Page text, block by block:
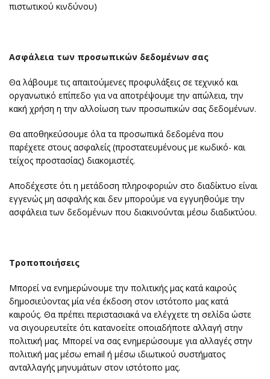
πιστωτικού κινδύνου)
Ασφάλεια των προσωπικών δεδομένων σας
Θα λάβουμε τις απαιτούμενες προφυλάξεις σε τεχνικό και
οργανωτικό επίπεδο για να αποτρέψουμε την απώλεια, την
κακή χρήση η την αλλοίωση των προσωπικών σας δεδομένων.
Θα αποθηκεύσουμε όλα τα προσωπικά δεδομένα που
παρέχετε στους ασφαλείς (προστατευμένους με κωδικό- και
τείχος προστασίας) διακομιστές.
Αποδέχεστε ότι η μετάδοση πληροφοριών στο διαδίκτυο είναι
εγγενώς μη ασφαλής και δεν μπορούμε να εγγυηθούμε την
ασφάλεια των δεδομένων που διακινούνται μέσω διαδικτύου.
Τροποποιήσεις
Μπορεί να ενημερώνουμε την πολιτικής μας κατά καιρούς
δημοσιεύοντας μία νέα έκδοση στον ιστότοπο μας κατά
καιρούς. Θα πρέπει περιστασιακά να ελέγχετε τη σελίδα ώστε
να σιγουρευτείτε ότι κατανοείτε οποιαδήποτε αλλαγή στην
πολιτική μας. Μπορεί να σας ενημερώσουμε για αλλαγές στην
πολιτική μας μέσω email ή μέσω ιδιωτικού συστήματος
ανταλλαγής μηνυμάτων στον ιστότοπο μας.